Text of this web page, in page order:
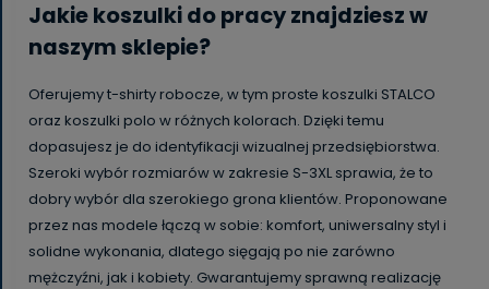
Jakie koszulki do pracy znajdziesz w
naszym sklepie?
Oferujemy t-shirty robocze, w tym proste koszulki STALCO
oraz koszulki polo w różnych kolorach. Dzięki temu
dopasujesz je do identyfikacji wizualnej przedsiębiorstwa.
Szeroki wybór rozmiarów w zakresie S-3XL sprawia, że to
dobry wybór dla szerokiego grona klientów. Proponowane
przez nas modele łączą w sobie: komfort, uniwersalny styl i
solidne wykonania, dlatego sięgają po nie zarówno
mężczyźni, jak i kobiety. Gwarantujemy sprawną realizację